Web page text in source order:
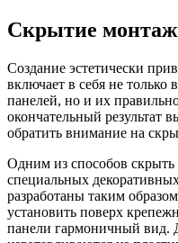
Скрытие
Создание эстетически
включает в себя не только
панелей, но и их
окончательный результат
обратить внимание на
Одним из способов скрыть
специальных
разработаны таким
установить поверх
панели гармоничный вид.